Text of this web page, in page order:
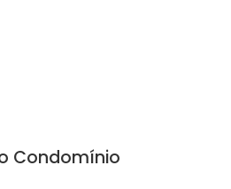
Condomínio